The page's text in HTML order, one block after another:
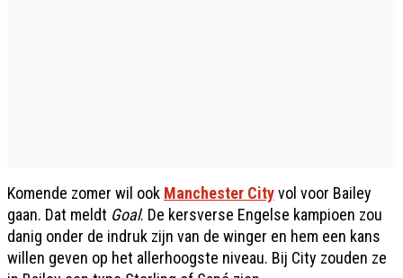
Komende zomer wil ook Manchester Cityvol voor Bailey
gaan. Dat meldt Goal. De kersverse Engelse kampioen zou
danig onder de indruk zijn van de winger en hem een kans
willen geven op het allerhoogste niveau. Bij City zouden ze